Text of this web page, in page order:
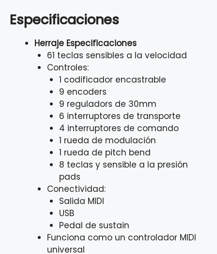
Especificaciones
Herraje Especificaciones
61 teclas sensibles a la velocidad
Controles:
1 codificador encastrable
9 encoders
9 reguladors de 30mm
6 interruptores de transporte
4 interruptores de comando
1 rueda de modulación
1 rueda de pitch bend
8 teclas y sensible a la presión
pads
Conectividad:
Salida MIDI
USB
Pedal de sustain
Funciona como un controlador MIDI
universal